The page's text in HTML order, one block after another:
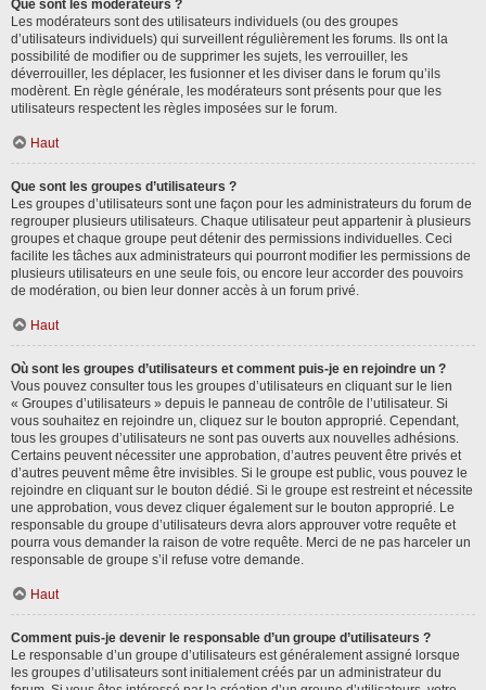
Que sont les modérateurs ?
Les modérateurs sont des utilisateurs individuels (ou des groupes
d’utilisateurs individuels) qui surveillent régulièrement les forums. Ils ont la
possibilité de modifier ou de supprimer les sujets, les verrouiller, les
déverrouiller, les déplacer, les fusionner et les diviser dans le forum qu’ils
modèrent. En règle générale, les modérateurs sont présents pour que les
utilisateurs respectent les règles imposées sur le forum.
Haut
Que sont les groupes d’utilisateurs ?
Les groupes d’utilisateurs sont une façon pour les administrateurs du forum de
regrouper plusieurs utilisateurs. Chaque utilisateur peut appartenir à plusieurs
groupes et chaque groupe peut détenir des permissions individuelles. Ceci
facilite les tâches aux administrateurs qui pourront modifier les permissions de
plusieurs utilisateurs en une seule fois, ou encore leur accorder des pouvoirs
de modération, ou bien leur donner accès à un forum privé.
Haut
Où sont les groupes d’utilisateurs et comment puis-je en rejoindre un ?
Vous pouvez consulter tous les groupes d’utilisateurs en cliquant sur le lien
« Groupes d’utilisateurs » depuis le panneau de contrôle de l’utilisateur. Si
vous souhaitez en rejoindre un, cliquez sur le bouton approprié. Cependant,
tous les groupes d’utilisateurs ne sont pas ouverts aux nouvelles adhésions.
Certains peuvent nécessiter une approbation, d’autres peuvent être privés et
d’autres peuvent même être invisibles. Si le groupe est public, vous pouvez le
rejoindre en cliquant sur le bouton dédié. Si le groupe est restreint et nécessite
une approbation, vous devez cliquer également sur le bouton approprié. Le
responsable du groupe d’utilisateurs devra alors approuver votre requête et
pourra vous demander la raison de votre requête. Merci de ne pas harceler un
responsable de groupe s’il refuse votre demande.
Haut
Comment puis-je devenir le responsable d’un groupe d’utilisateurs ?
Le responsable d’un groupe d’utilisateurs est généralement assigné lorsque
les groupes d’utilisateurs sont initialement créés par un administrateur du